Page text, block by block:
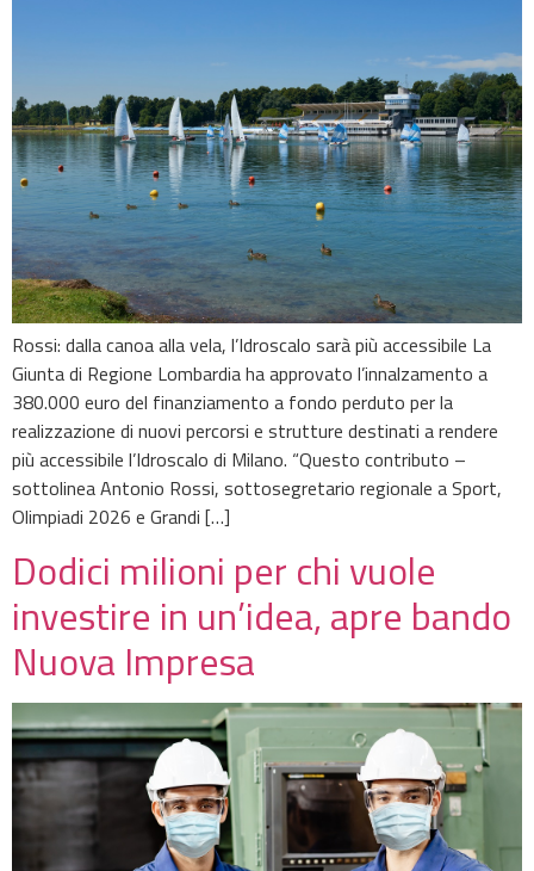
Rossi: dalla canoa alla vela, l’Idroscalo sarà più accessibile La
Giunta di Regione Lombardia ha approvato l’innalzamento a
380.000 euro del finanziamento a fondo perduto per la
realizzazione di nuovi percorsi e strutture destinati a rendere
più accessibile l’Idroscalo di Milano. “Questo contributo –
sottolinea Antonio Rossi, sottosegretario regionale a Sport,
Olimpiadi 2026 e Grandi […]
Dodici milioni per chi vuole
investire in un’idea, apre bando
Nuova Impresa